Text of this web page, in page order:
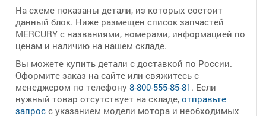
На схеме показаны детали, из которых состоит
данный блок. Ниже размещен список запчастей
MERCURY с названиями, номерами, информацией по
ценам и наличию на нашем складе.
Вы можете купить детали с доставкой по России.
Оформите заказ на сайте или свяжитесь с
менеджером по телефону 8-800-555-85-81 . Если
нужный товар отсутствует на складе, отправьте
запрос с указанием модели мотора и необходимых